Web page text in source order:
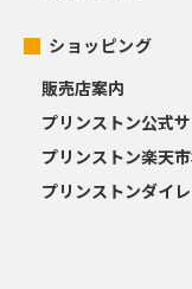
ショッピング
販売店案内
プリンストン公式
プリンストン楽天
プリンストンダイ